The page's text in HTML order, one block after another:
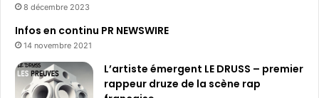
8 décembre 2023
Infos en continu PR NEWSWIRE
14 novembre 2021
L’artiste émergent LE DRUSS – premier
rappeur druze de la scène rap